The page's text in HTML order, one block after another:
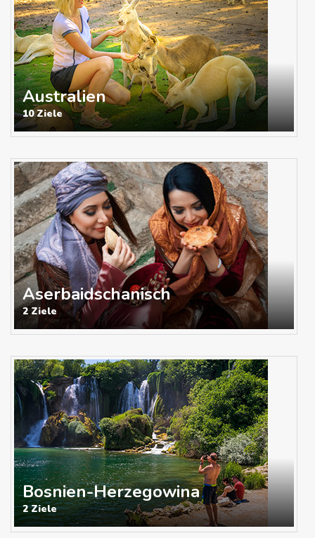
Australien
10 Ziele
Aserbaidschanisch
2 Ziele
Bosnien-Herzegowina
2 Ziele